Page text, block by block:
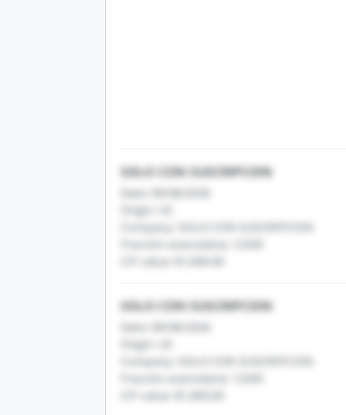
SOLO CON SUSCRIPCION
Date: 09/08/2026
Origin: US
Company: SOLO CON SUSCRIPCION
Fracción arancelaria: 12345
CIF value: $1,000.00
SOLO CON SUSCRIPCION
Date: 09/08/2026
Origin: US
Company: SOLO CON SUSCRIPCION
Fracción arancelaria: 12345
CIF value: $1,000.00